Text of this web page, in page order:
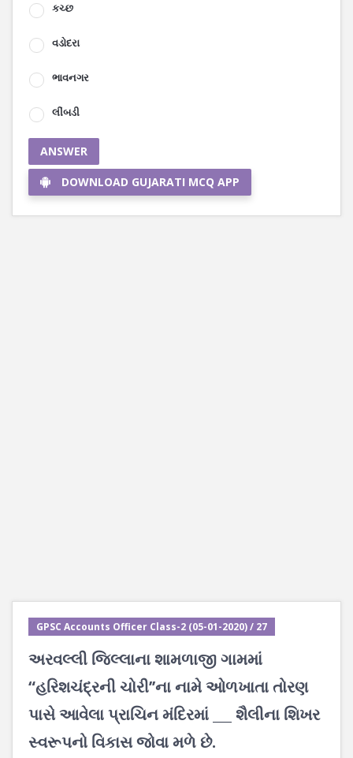
કચ્છ
વડોદરા
ભાવનગર
લીંબડી
ANSWER
DOWNLOAD GUJARATI MCQ APP
GPSC Accounts Officer Class-2 (05-01-2020) / 27
અરવલ્લી જિલ્લાના શામળાજી ગામમાં
“હરિશચંદ્રની ચોરી’’ના નામે ઓળખાતા તોરણ
પાસે આવેલા પ્રાચિન મંદિરમાં ___ શૈલીના શિખર
સ્વરૂપનો વિકાસ જોવા મળે છે.